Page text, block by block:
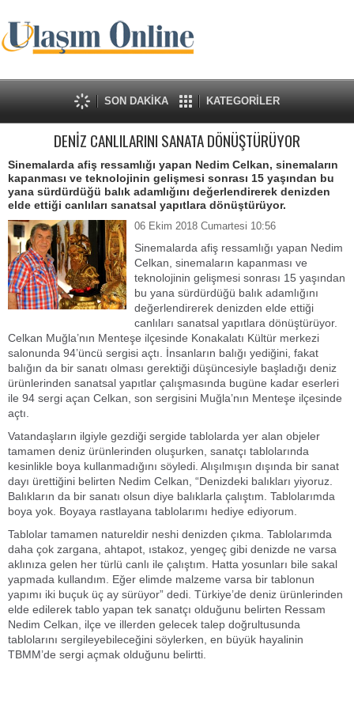
SON DAKİKA KATEGORİLER
DENİZ CANLILARINI SANATA DÖNÜŞTÜRÜYOR
Sinemalarda afiş ressamlığı yapan Nedim Celkan, sinemaların
kapanması ve teknolojinin gelişmesi sonrası 15 yaşından bu
yana sürdürdüğü balık adamlığını değerlendirerek denizden
elde ettiği canlıları sanatsal yapıtlara dönüştürüyor.
06 Ekim 2018 Cumartesi 10:56
Sinemalarda afiş ressamlığı yapan Nedim
Celkan, sinemaların kapanması ve
teknolojinin gelişmesi sonrası 15 yaşından
bu yana sürdürdüğü balık adamlığını
değerlendirerek denizden elde ettiği
canlıları sanatsal yapıtlara dönüştürüyor.
Celkan Muğla’nın Menteşe ilçesinde Konakalatı Kültür merkezi
salonunda 94’üncü sergisi açtı. İnsanların balığı yediğini, fakat
balığın da bir sanatı olması gerektiği düşüncesiyle başladığı deniz
ürünlerinden sanatsal yapıtlar çalışmasında bugüne kadar eserleri
ile 94 sergi açan Celkan, son sergisini Muğla’nın Menteşe ilçesinde
açtı.
Vatandaşların ilgiyle gezdiği sergide tablolarda yer alan objeler
tamamen deniz ürünlerinden oluşurken, sanatçı tablolarında
kesinlikle boya kullanmadığını söyledi. Alışılmışın dışında bir sanat
dayı ürettiğini belirten Nedim Celkan, “Denizdeki balıkları yiyoruz.
Balıkların da bir sanatı olsun diye balıklarla çalıştım. Tablolarımda
boya yok. Boyaya rastlayana tablolarımı hediye ediyorum.
Tablolar tamamen natureldir neshi denizden çıkma. Tablolarımda
daha çok zargana, ahtapot, ıstakoz, yengeç gibi denizde ne varsa
aklınıza gelen her türlü canlı ile çalıştım. Hatta yosunları bile sakal
yapmada kullandım. Eğer elimde malzeme varsa bir tablonun
yapımı iki buçuk üç ay sürüyor” dedi. Türkiye’de deniz ürünlerinden
elde edilerek tablo yapan tek sanatçı olduğunu belirten Ressam
Nedim Celkan, ilçe ve illerden gelecek talep doğrultusunda
tablolarını sergileyebileceğini söylerken, en büyük hayalinin
TBMM’de sergi açmak olduğunu belirtti.